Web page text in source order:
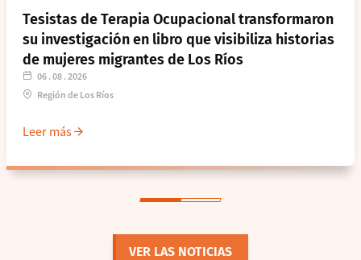
06 . 08 . 2026
Región de Los Ríos
Tesistas de Terapia Ocupacional transformaron
su investigación en libro que visibiliza historias
de mujeres migrantes de Los Ríos
Leer más
VER LAS NOTICIAS